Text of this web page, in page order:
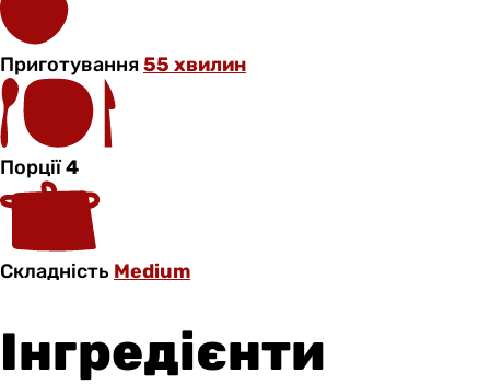
Приготування55 хвилин
Порції4
Складність Medium
Інгредієнти